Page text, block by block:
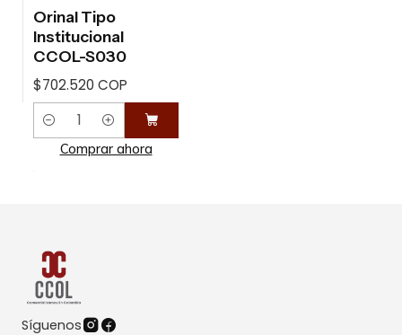
Orinal Tipo
Institucional
CCOL-S030
$702.520 COP
Cantidad
Comprar ahora
Síguenos